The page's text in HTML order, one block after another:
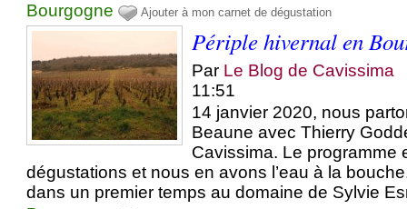
Bourgogne Ajouter à mon carnet de dégustation
Périple hivernal en
Par Le Blog de Cavissima
11:51
14 janvier 2020, nous
Beaune avec Thierry
Cavissima. Le programme
dégustations et nous en avons l’eau à la
dans un premier temps au domaine de Sylvie